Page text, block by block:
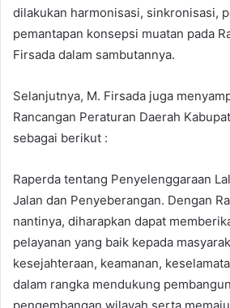
dilakukan harmonisasi, sinkronisasi,
pemantapan konsepsi muatan pada
Firsada dalam sambutannya.
Selanjutnya, M. Firsada juga
Rancangan Peraturan Daerah
sebagai berikut :
Raperda tentang Penyelenggaraan
Jalan dan Penyeberangan. Dengan
nantinya, diharapkan dapat
pelayanan yang baik kepada
kesejahteraan, keamanan,
dalam rangka mendukung